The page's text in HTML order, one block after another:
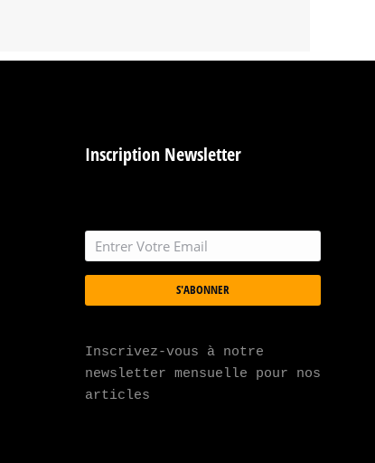
Inscription Newsletter
S'ABONNER
Inscrivez-vous à notre
newsletter mensuelle pour nos
articles